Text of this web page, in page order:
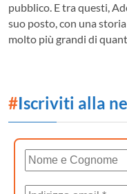
pubblico. E tra questi,
suo posto, con una
molto più grandi di
#Iscriviti alla